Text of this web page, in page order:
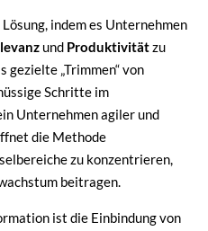
indem es Unternehmen
und Produktivitätzu
gezielte „Trimmen“ von
Schritte im
Unternehmen agiler und
die Methode
zu konzentrieren,
beitragen.
ist die Einbindung von